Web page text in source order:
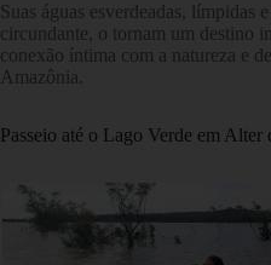
Suas águas esverdeadas, límpidas
circundante, o tornam um destino
conexão íntima com a natureza e
Amazônia.
Passeio até o Lago Verde em Alter